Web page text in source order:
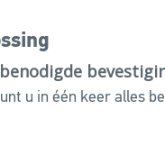
benodigde
u in één keer alles